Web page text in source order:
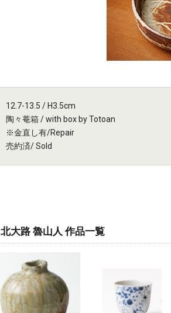
12.7-13.5 / H3.5cm
陶々菴箱 / with box by Totoan
※金直し有/Repair
売約済/ Sold
北大路 魯山人 作品一覧